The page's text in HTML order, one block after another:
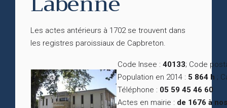
Les actes antérieurs à 1702 se trouvent dans
les registres paroissiaux de Capbreton.
Code Insee : 40133; Code
Population en 2014 : 5 864 h ;
Téléphone : 05 59 45 46 60
Actes en mairie : de 1676 à